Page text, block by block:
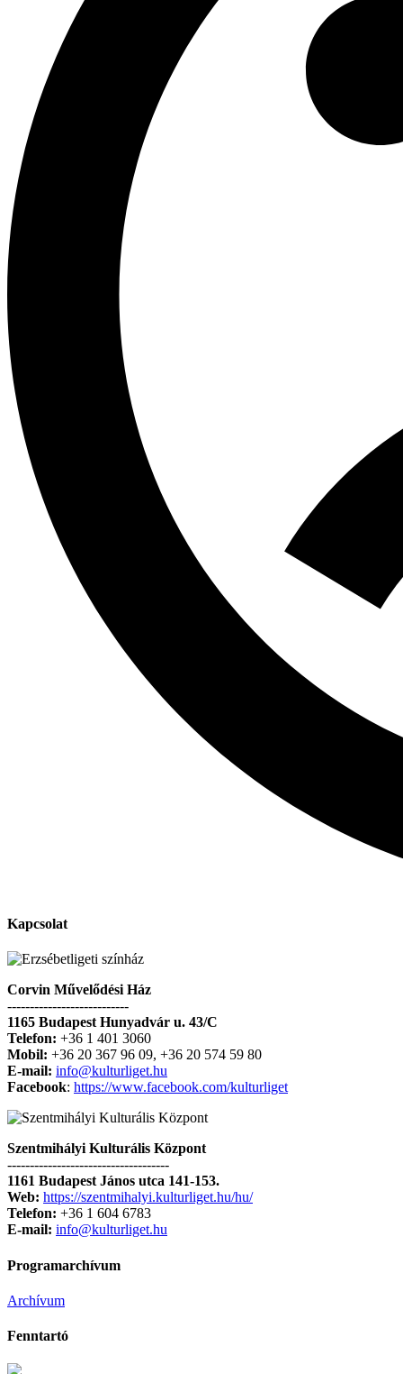
Kapcsolat
Corvin Művelődési Ház
---------------------------
1165 Budapest Hunyadvár u. 43/C
Telefon: +36 1 401 3060
Mobil: +36 20 367 96 09, +36 20 574 59 80
E-mail: info@kulturliget.hu
Facebook: https://www.facebook.com/kulturliget
Szentmihályi Kulturális Központ
------------------------------------
1161 Budapest János utca 141-153.
Web: https://szentmihalyi.kulturliget.hu/hu/
Telefon: +36 1 604 6783
E-mail: info@kulturliget.hu
Programarchívum
Archívum
Fenntartó